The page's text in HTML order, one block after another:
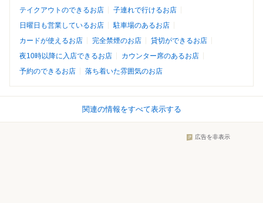
テイクアウトのできるお店
子連れで行けるお店
日曜日も営業しているお店
駐車場のあるお店
カードが使えるお店
完全禁煙のお店
貸切ができるお店
夜10時以降に入店できるお店
カウンター席のあるお店
予約のできるお店
落ち着いた雰囲気のお店
関連の情報をすべて表示する
広告を非表示